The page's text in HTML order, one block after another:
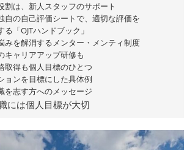
割は、新人スタッフのサポート
自の自己評価シートで、適切な評価を
「OJTハンドブック」
みを解消するメンター・メンティ制度
キャリアアップ研修も
取得も個人目標のひとつ
ョンを目標にした具体例
を志す方へのメッセージ
には個人目標が大切